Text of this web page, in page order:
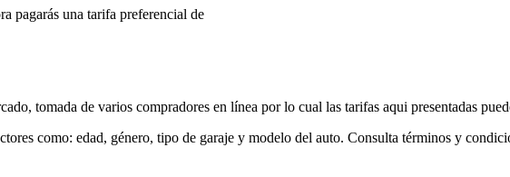
pagarás una tarifa preferencial de
tomada de varios compradores en línea por lo cual las tarifas aqui presentadas
como: edad, género, tipo de garaje y modelo del auto. Consulta términos y